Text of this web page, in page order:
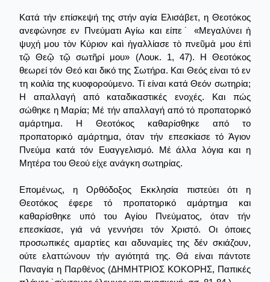
Κατά τήν επίσκεψή της στήν αγία Ελισάβετ, η Θεοτόκος
ανεφώνησε εν Πνεύματι Αγίω και είπε˙ «Μεγαλύνει ἡ
ψυχή μου τὸν Κύριον καὶ ἠγαλλίασε τὸ πνεῦμά μου ἐπὶ
τῷ Θεῷ τῷ σωτῆρί μου» (Λουκ. 1, 47). Η Θεοτόκος
θεωρεί τόν Θεό και δικό της Σωτήρα. Και Θεός είναι τό εν
τη κοιλία της κυοφορούμενο. Τί είναι κατά Θεόν σωτηρία;
Η απαλλαγή από καταδικαστικές ενοχές. Και πώς
σώθηκε η Μαρία; Μέ τήν απαλλαγή από τό προπατορικό
αμάρτημα. Η Θεοτόκος καθαρίσθηκε από το
προπατορικό αμάρτημα, όταν τήν επεσκίασε τό Άγιον
Πνεύμα κατά τόν Ευαγγελισμό. Μέ άλλα λόγια και η
Μητέρα του Θεού είχε ανάγκη σωτηρίας.
Επομένως, η Ορθόδοξος Εκκλησία πιστεύει ότι η
Θεοτόκος έφερε τό προπατορικό αμάρτημα και
καθαρίσθηκε υπό του Αγίου Πνεύματος, όταν τήν
επεσκίασε, γιά νά γεννήσει τόν Χριστό. Οι όποιες
προσωπικές αμαρτίες και αδυναμίες της δέν σκιάζουν,
ούτε ελαττώνουν τήν αγιότητά της. Θά είναι πάντοτε
Παναγία η Παρθένος (ΔΗΜΗΤΡΙΟΣ ΚΟΚΟΡΗΣ, Παπικές